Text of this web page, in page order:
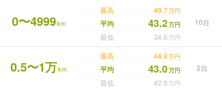
0〜4999km
最高 49.7万円
10台
平均 43.2万円
最低 34.6万円
0.5〜1万km
最高 44.0万円
2台
平均 43.0万円
最低 42.0万円